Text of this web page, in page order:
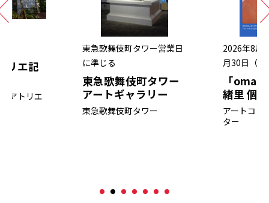
リエ記
アトリエ
東急歌舞伎町タワー営業日
に準じる
東急歌舞伎町タワー
アートギャラリー
東急歌舞伎町タワー
2026年8月
月30日（日
「
緒里 個展
アートコン
ター